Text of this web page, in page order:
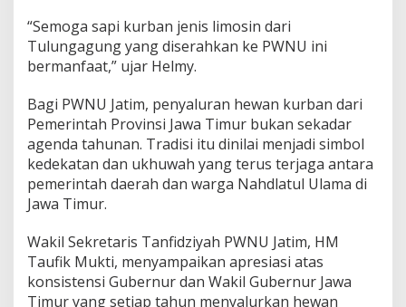
,
S
i
o
K
e
d
e
t
a
n
P
e
“Semoga sapi kurban jenis limosin dari
Tulungagung yang diserahkan ke PWNU ini
bermanfaat,” ujar Helmy.
Bagi PWNU Jatim, penyaluran hewan kurban dari
Pemerintah Provinsi Jawa Timur bukan sekadar
agenda tahunan. Tradisi itu dinilai menjadi simbol
kedekatan dan ukhuwah yang terus terjaga antara
pemerintah daerah dan warga Nahdlatul Ulama di
Jawa Timur.
Wakil Sekretaris Tanfidziyah PWNU Jatim, HM
Taufik Mukti, menyampaikan apresiasi atas
konsistensi Gubernur dan Wakil Gubernur Jawa
Timur yang setiap tahun menyalurkan hewan